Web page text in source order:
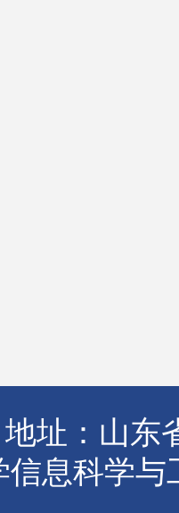
地址：山东
信息科学